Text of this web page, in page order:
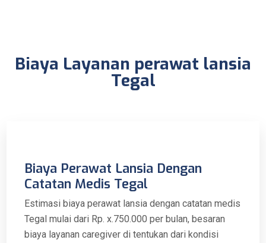
Biaya Layanan perawat lansia
Tegal
Biaya Perawat Lansia Dengan
Catatan Medis Tegal
Estimasi biaya perawat lansia dengan catatan medis
Tegal mulai dari Rp. x.750.000 per bulan, besaran
biaya layanan caregiver di tentukan dari kondisi